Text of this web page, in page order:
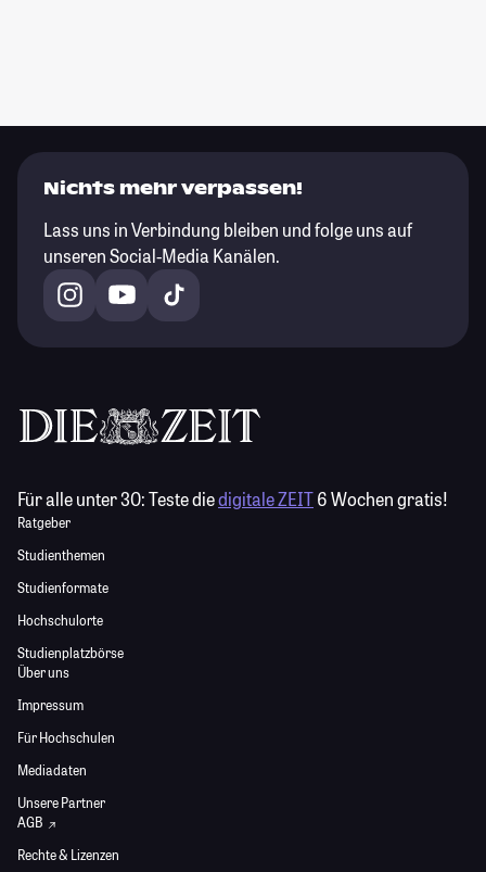
Nichts mehr verpassen!
Lass uns in Verbindung bleiben und folge uns auf
unseren Social-Media Kanälen.
Für alle unter 30:Teste diedigitale ZEIT6 Wochen gratis!
Ratgeber
Studienthemen
Studienformate
Hochschulorte
Studienplatzbörse
Über uns
Impressum
Für Hochschulen
Mediadaten
Unsere Partner
AGB
Rechte & Lizenzen